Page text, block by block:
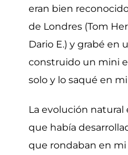
eran bien
de Londres (Tom
Dario E.) y grabé en
construido un mini
solo y lo saqué en
La evolución natural
que había
que rondaban en mi